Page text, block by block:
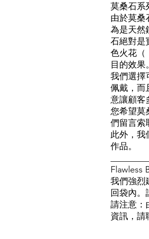
莫桑石系
由於莫桑
為是天然
石絕對是
色火花（
目的效果
我們選擇
佩戴，而
意讓顧客
您希望莫
們留言索
此外，我
作品。
Flawless
我們強烈
回袋內。
請注意：
資訊，請